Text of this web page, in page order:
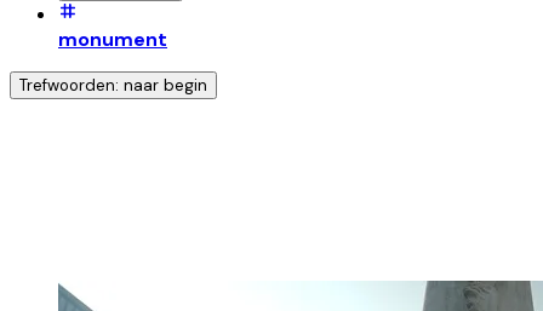
monument
Trefwoorden: naar begin